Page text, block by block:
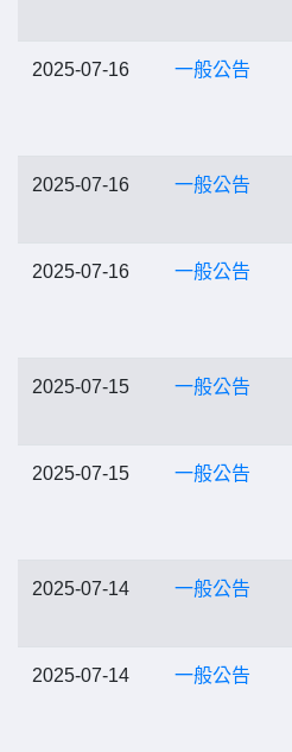
2025-07-16 一般公告
2025-07-16 一般公告
2025-07-16 一般公告
2025-07-15 一般公告
2025-07-15 一般公告
2025-07-14 一般公告
2025-07-14 一般公告